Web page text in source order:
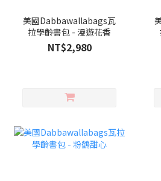
美國Dabbawallabags瓦
拉學齡書包 - 漫遊花香
NT$2,980